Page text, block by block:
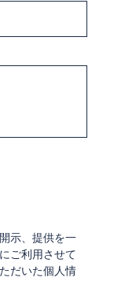
示、提供を一
ご利用させて
だいた個人情